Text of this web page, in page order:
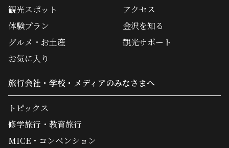
観光スポット
体験プラン
グルメ・お土産
アクセス
金沢を知る
観光サポート
お気に入り
旅行会社・学校・メディアのみなさまへ
トピックス
修学旅行・教育旅行
MICE・コンベンション